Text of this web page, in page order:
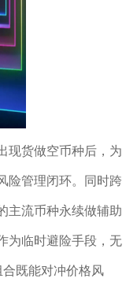
现货做空币种后，为
险管理闭环。同时跨
主流币种永续做辅助
为临时避险手段，无
既能对冲价格风